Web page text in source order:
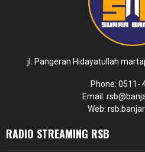
jl. Pangeran Hidayatullah
Phone: 0511-
Email:
Web:
RADIO STREAMING RSB